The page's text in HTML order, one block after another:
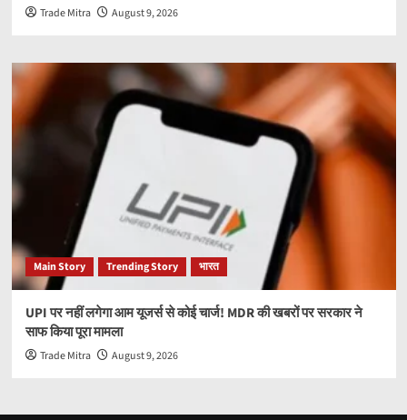
Trade Mitra August 9, 2026
Main Story Trending Story भारत
UPI पर नहीं लगेगा आम यूजर्स से कोई चार्ज! MDR की खबरों पर सरकार ने
साफ किया पूरा मामला
Trade Mitra August 9, 2026